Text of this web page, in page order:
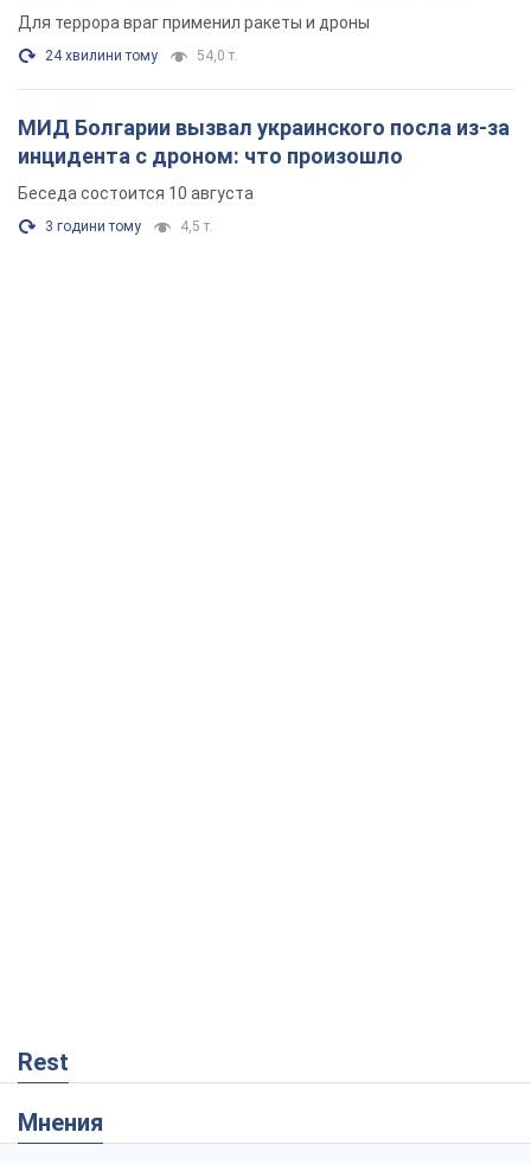
Фото и видео
Для террора враг применил ракеты и дроны
24 хвилини тому 54,0 т.
МИД Болгарии вызвал украинского посла из-за
инцидента с дроном: что произошло
Беседа состоится 10 августа
3 години тому 4,5 т.
Rest
Мнения